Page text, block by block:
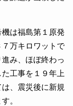
は福島第１原発
万キロワットで
み、ほぼ終わっ
工事を１９年上
、震災後に新規
。